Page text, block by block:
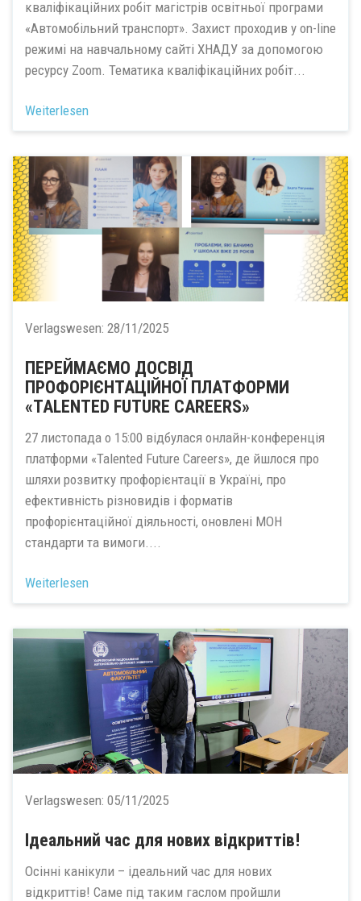
кваліфікаційних робіт магістрів освітньої програми
«Автомобільний транспорт». Захист проходив у on-line
режимі на навчальному сайті ХНАДУ за допомогою
ресурсу Zoom. Тематика кваліфікаційних робіт...
Weiterlesen
Verlagswesen: 28/11/2025
ПЕРЕЙМАЄМО ДОСВІД
ПРОФОРІЄНТАЦІЙНОЇ ПЛАТФОРМИ
«TALENTED FUTURE CAREERS»
27 листопада о 15:00 відбулася онлайн-конференція
платформи «Talented Future Careers», де йшлося про
шляхи розвитку профорієнтації в Україні, про
ефективність різновидів і форматів
профорієнтаційної діяльності, оновлені МОН
стандарти та вимоги....
Weiterlesen
Verlagswesen: 05/11/2025
Ідеальний час для нових відкриттів!
Осінні канікули – ідеальний час для нових
відкриттів! Саме під таким гаслом пройшли